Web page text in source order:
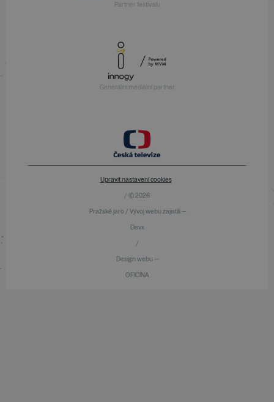
Partner festivalu
Generální mediální partner
Upravit nastavení cookies
/ © 2026
Pražské jaro / Vývoj webu zajistili —
Devx
/
Design webu —
OFICINA